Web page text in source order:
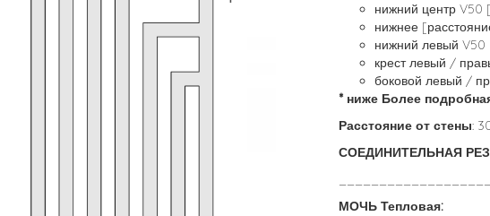
нижний центр
нижнее
нижний левый
крест левый /
боковой левый /
* ниже Более
Расстояние от стены:
СОЕДИНИТЕЛЬНАЯ
МОЧЬ Тепловая: